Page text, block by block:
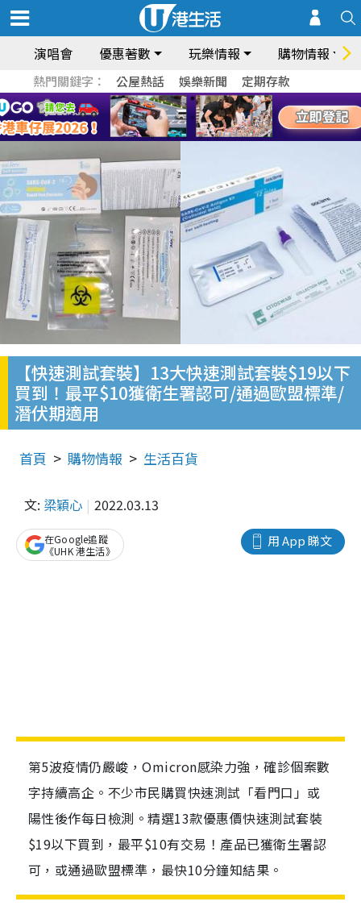
演唱會 優惠著數 玩樂情報 購物情報
熱門關鍵字： 公屋熱話 娛樂新聞 定期存款
【快速測試套裝】13大快速測試套裝$19以下
買到！最平$10獲衛生署認可/通過歐盟標準/
潛伏期適用
首頁 購物情報 生活百貨
文: 梁穎心 2022.03.13
用 App 睇文
在Google追蹤
《UHK 港生活》
第5波疫情仍嚴峻，Omicron感染力強，確診個案數
字持續高企。不少市民購買快速測試「看門口」或
陽性後作每日檢測。精選13款優惠價快速測試套裝
$19以下買到，最平$10有交易！產品已獲衛生署認
可，或通過歐盟標準，最快10分鐘知結果。